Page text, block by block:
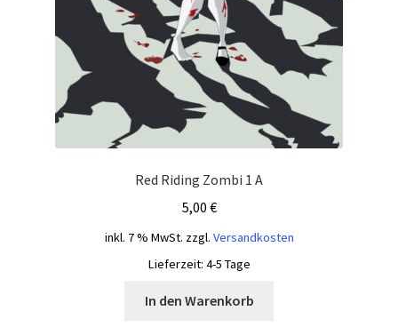
Red Riding Zombi 1 A
5,00 €
inkl. 7 % MwSt. zzgl. Versandkosten
Lieferzeit: 4-5 Tage
In den Warenkorb